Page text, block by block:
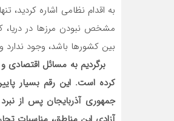
مشخص نبودن مرزها در دریا،
بین کشورها باشد، وجود ندارد
کرده است. این رقم بسیار
جمهوری آذربایجان پس از